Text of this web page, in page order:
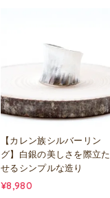
【カレン族シルバーリン
グ】白銀の美しさを際立た
せるシンプルな造り
¥8,980